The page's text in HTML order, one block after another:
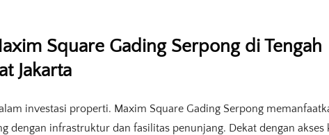
Square Gading Serpong di Tengah
Jakarta
investasi properti. Maxim Square Gading Serpong
dengan infrastruktur dan fasilitas penunjang. Dekat dengan akses